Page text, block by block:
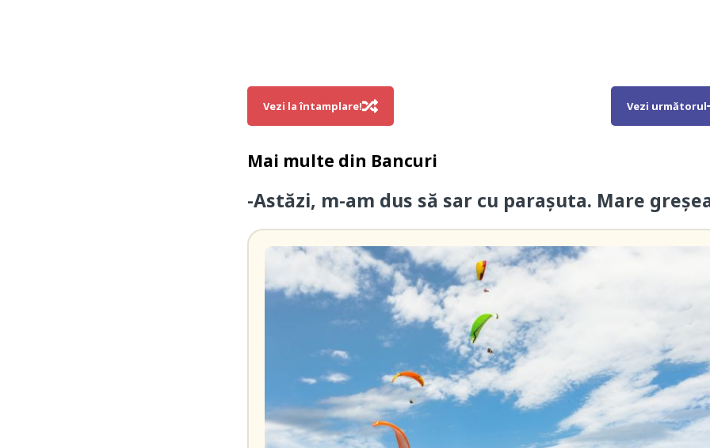
Vezi la întamplare! Vezi următorul
Mai multe din Bancuri
-Astăzi, m-am dus să sar cu parașuta. Mare